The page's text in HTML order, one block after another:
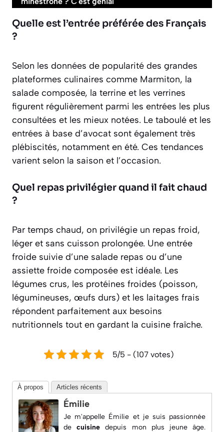
Quelle est l’entrée préférée des Français
?
Selon les données de popularité des grandes
plateformes culinaires comme Marmiton, la
salade composée, la terrine et les verrines
figurent régulièrement parmi les entrées les plus
consultées et les mieux notées. Le taboulé et les
entrées à base d’avocat sont également très
plébiscités, notamment en été. Ces tendances
varient selon la saison et l’occasion.
Quel repas privilégier quand il fait chaud
?
Par temps chaud, on privilégie un repas froid,
léger et sans cuisson prolongée. Une entrée
froide suivie d’une salade repas ou d’une
assiette froide composée est idéale. Les
légumes crus, les protéines froides (poisson,
légumineuses, œufs durs) et les laitages frais
répondent parfaitement aux besoins
nutritionnels tout en gardant la cuisine fraîche.
5/5 - (107 votes)
À propos Articles récents
Émilie
Je m'appelle Émilie et je suis passionnée
decuisine depuis mon plus jeune âge.